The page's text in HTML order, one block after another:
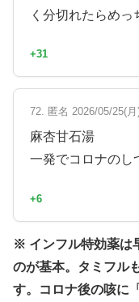
く分切れたらめっ
+31
72. 匿名 2026/05/25(月
麻杏甘石湯
一発でコロナのし
+6
※ インフル特効薬は
のが基本。タミフル
す。コロナ後の咳に